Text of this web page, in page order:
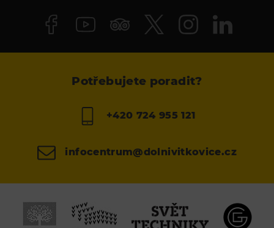
Potřebujete poradit?
+420 724 955 121
infocentrum@dolnivitkovice.cz